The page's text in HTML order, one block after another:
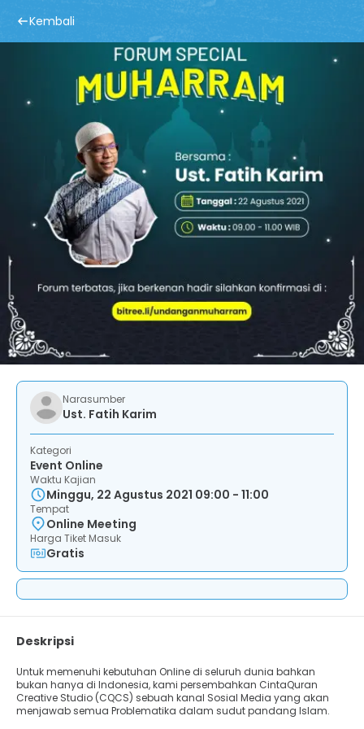
Kembali
Narasumber
Ust. Fatih Karim
Kategori
Event Online
Waktu Kajian
Minggu, 22 Agustus 2021 09:00 - 11:00
Tempat
Online Meeting
Harga Tiket Masuk
Gratis
Deskripsi
Untuk memenuhi kebutuhan Online di seluruh dunia bahkan
bukan hanya di Indonesia, kami persembahkan CintaQuran
Creative Studio (CQCS) sebuah kanal Sosial Media yang akan
menjawab semua Problematika dalam sudut pandang Islam.